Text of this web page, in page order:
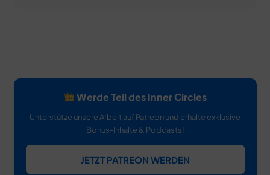
Werde Teil des Inner Circles
Unterstütze unsere Arbeit auf Patreon und erhalte exklusive
Bonus-Inhalte & Podcasts!
JETZT PATREON WERDEN